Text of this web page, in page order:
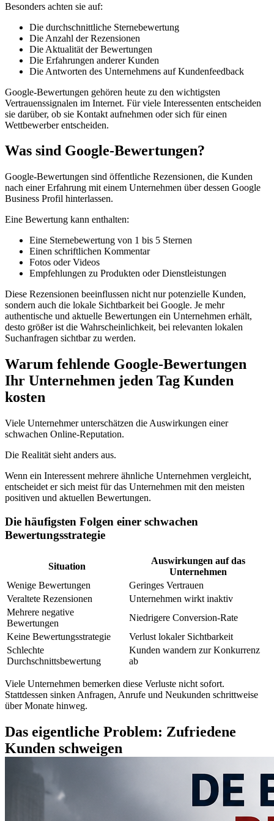
Besonders achten sie auf:
Die durchschnittliche Sternebewertung
Die Anzahl der Rezensionen
Die Aktualität der Bewertungen
Die Erfahrungen anderer Kunden
Die Antworten des Unternehmens auf Kundenfeedback
Google-Bewertungen gehören heute zu den wichtigsten
Vertrauenssignalen im Internet. Für viele Interessenten entscheiden
sie darüber, ob sie Kontakt aufnehmen oder sich für einen
Wettbewerber entscheiden.
Was sind Google-Bewertungen?
Google-Bewertungen sind öffentliche Rezensionen, die Kunden
nach einer Erfahrung mit einem Unternehmen über dessen Google
Business Profil hinterlassen.
Eine Bewertung kann enthalten:
Eine Sternebewertung von 1 bis 5 Sternen
Einen schriftlichen Kommentar
Fotos oder Videos
Empfehlungen zu Produkten oder Dienstleistungen
Diese Rezensionen beeinflussen nicht nur potenzielle Kunden,
sondern auch die lokale Sichtbarkeit bei Google. Je mehr
authentische und aktuelle Bewertungen ein Unternehmen erhält,
desto größer ist die Wahrscheinlichkeit, bei relevanten lokalen
Suchanfragen sichtbar zu werden.
Warum fehlende Google-Bewertungen
Ihr Unternehmen jeden Tag Kunden
kosten
Viele Unternehmer unterschätzen die Auswirkungen einer
schwachen Online-Reputation.
Die Realität sieht anders aus.
Wenn ein Interessent mehrere ähnliche Unternehmen vergleicht,
entscheidet er sich meist für das Unternehmen mit den meisten
positiven und aktuellen Bewertungen.
Die häufigsten Folgen einer schwachen
Bewertungsstrategie
Situation
Auswirkungen auf das
Unternehmen
Wenige Bewertungen
Geringes Vertrauen
Veraltete Rezensionen
Unternehmen wirkt inaktiv
Mehrere negative
Bewertungen
Niedrigere Conversion-Rate
Keine Bewertungsstrategie
Verlust lokaler Sichtbarkeit
Schlechte
Durchschnittsbewertung
Kunden wandern zur Konkurrenz
ab
Viele Unternehmen bemerken diese Verluste nicht sofort.
Stattdessen sinken Anfragen, Anrufe und Neukunden schrittweise
über Monate hinweg.
Das eigentliche Problem: Zufriedene
Kunden schweigen